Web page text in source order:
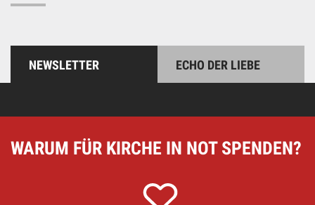
NEWSLETTER ECHO DER LIEBE
WARUM FÜR KIRCHE IN NOT SPENDEN?